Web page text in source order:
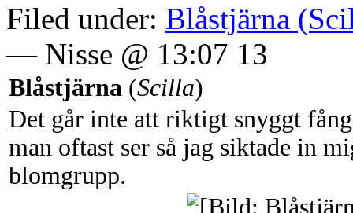
Filed under: Blåstjärna
— Nisse @ 13:07 13
Blåstjärna (Scilla)
Det går inte att riktigt snyggt
man oftast ser så jag siktade in
blomgrupp.